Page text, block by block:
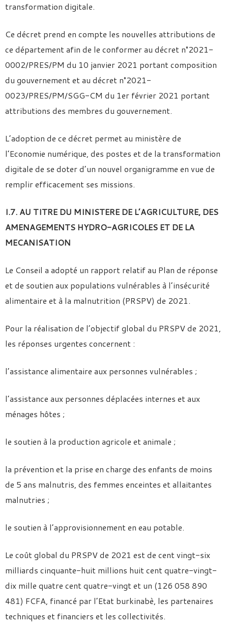
transformation digitale.
Ce décret prend en compte les nouvelles attributions de
ce département afin de le conformer au décret n°2021-
0002/PRES/PM du 10 janvier 2021 portant composition
du gouvernement et au décret n°2021-
0023/PRES/PM/SGG-CM du 1er février 2021 portant
attributions des membres du gouvernement.
L’adoption de ce décret permet au ministère de
l’Economie numérique, des postes et de la transformation
digitale de se doter d’un nouvel organigramme en vue de
remplir efficacement ses missions.
I.7. AU TITRE DU MINISTERE DE L’AGRICULTURE, DES
AMENAGEMENTS HYDRO-AGRICOLES ET DE LA
MECANISATION
Le Conseil a adopté un rapport relatif au Plan de réponse
et de soutien aux populations vulnérables à l’insécurité
alimentaire et à la malnutrition (PRSPV) de 2021.
Pour la réalisation de l’objectif global du PRSPV de 2021,
les réponses urgentes concernent :
l’assistance alimentaire aux personnes vulnérables ;
l’assistance aux personnes déplacées internes et aux
ménages hôtes ;
le soutien à la production agricole et animale ;
la prévention et la prise en charge des enfants de moins
de 5 ans malnutris, des femmes enceintes et allaitantes
malnutries ;
le soutien à l’approvisionnement en eau potable.
Le coût global du PRSPV de 2021 est de cent vingt-six
milliards cinquante-huit millions huit cent quatre-vingt-
dix mille quatre cent quatre-vingt et un (126 058 890
481) FCFA, financé par l’Etat burkinabè, les partenaires
techniques et financiers et les collectivités.